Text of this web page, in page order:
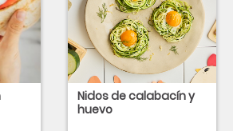
Nidos de calabacín y
huevo